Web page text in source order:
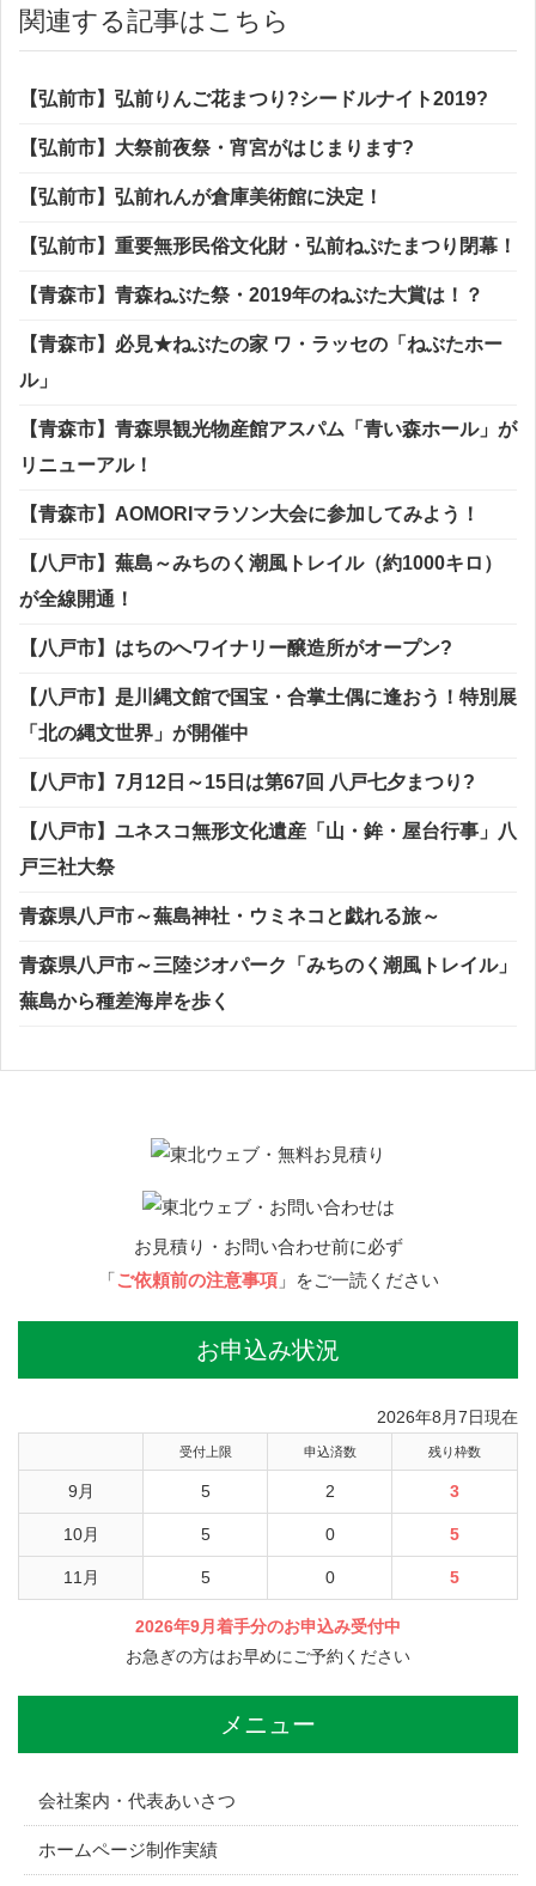
関連する記事はこちら
【弘前市】弘前りんご花まつり?シードルナイト2019?
【弘前市】大祭前夜祭・宵宮がはじまります?
【弘前市】弘前れんが倉庫美術館に決定！
【弘前市】重要無形民俗文化財・弘前ねぷたまつり閉幕！
【青森市】青森ねぶた祭・2019年のねぶた大賞は！？
【青森市】必見★ねぶたの家 ワ・ラッセの「ねぶたホー
ル」
【青森市】青森県観光物産館アスパム「青い森ホール」が
リニューアル！
【青森市】AOMORIマラソン大会に参加してみよう！
【八戸市】蕪島～みちのく潮風トレイル（約1000キロ）
が全線開通！
【八戸市】はちのへワイナリー醸造所がオープン?
【八戸市】是川縄文館で国宝・合掌土偶に逢おう！特別展
「北の縄文世界」が開催中
【八戸市】7月12日～15日は第67回 八戸七夕まつり?
【八戸市】ユネスコ無形文化遺産「山・鉾・屋台行事」八
戸三社大祭
青森県八戸市～蕪島神社・ウミネコと戯れる旅～
青森県八戸市～三陸ジオパーク「みちのく潮風トレイル」
蕪島から種差海岸を歩く
お見積り・お問い合わせ前に必ず
「ご依頼前の注意事項」をご一読ください
お申込み状況
2026年8月7日現在
受付上限 申込済数 残り枠数
9月 5 2 3
10月 5 0 5
11月 5 0 5
2026年9月着手分のお申込み受付中
お急ぎの方はお早めにご予約ください
メニュー
会社案内・代表あいさつ
ホームページ制作実績